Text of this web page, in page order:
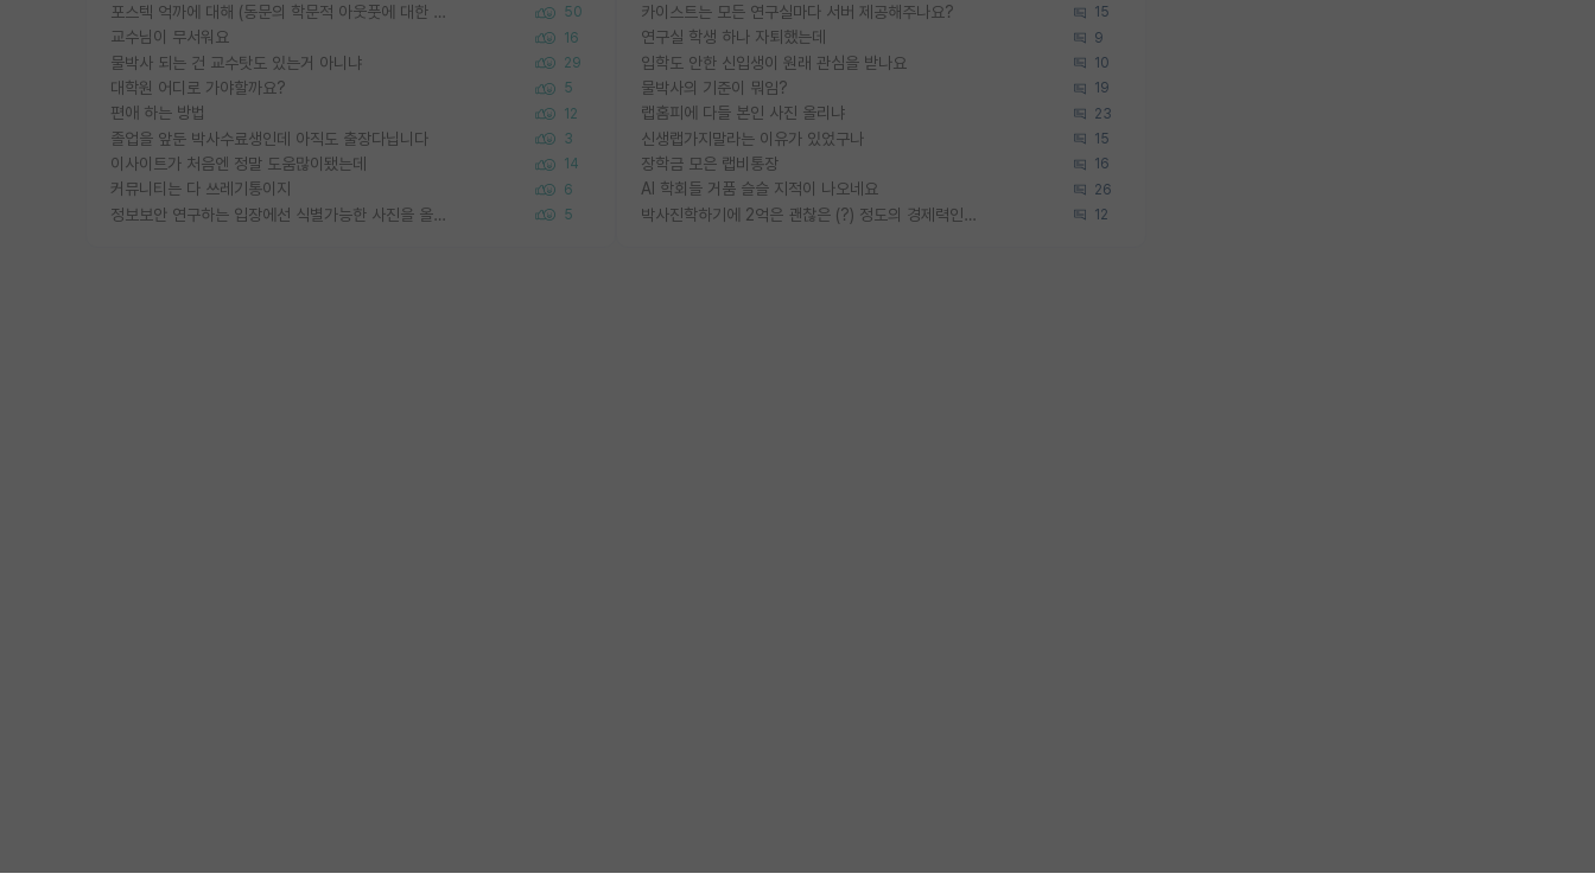
포스텍 억까에 대해 (동문의 학문적 아웃풋에 대한 반박) 50
교수님이 무서워요 16
물박사 되는 건 교수탓도 있는거 아니냐 29
대학원 어디로 가야할까요? 5
편애 하는 방법 12
졸업을 앞둔 박사수료생인데 아직도 출장다닙니다 3
이사이트가 처음엔 정말 도움많이됐는데 14
커뮤니티는 다 쓰레기통이지 6
정보보안 연구하는 입장에선 식별가능한 사진을 올리는건 비추이긴함 5
카이스트는 모든 연구실마다 서버 제공해주나요? 15
연구실 학생 하나 자퇴했는데 9
입학도 안한 신입생이 원래 관심을 받나요 10
물박사의 기준이 뭐임? 19
랩홈피에 다들 본인 사진 올리냐 23
신생랩가지말라는 이유가 있었구나 15
장학금 모은 랩비통장 16
AI 학회들 거품 슬슬 지적이 나오네요 26
박사진학하기에 2억은 괜찮은 (?) 정도의 경제력인가요 12